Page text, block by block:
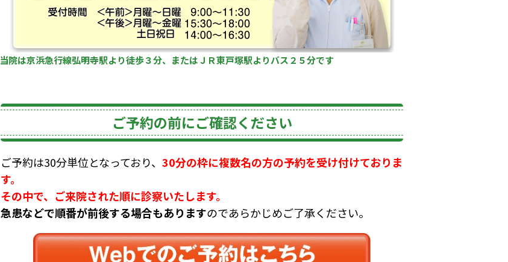
当院は京浜急行線弘明寺駅より徒歩３分、またはＪＲ東戸塚駅よりバス２５分です
ご予約の前にご確認ください
ご予約は30分単位となっており、 30分の枠に複数名の方の予約を受け付けておりま
す。
その中で、ご来院された順に診察いたします。
急患などで順番が前後する場合もありますのであらかじめご了承ください。